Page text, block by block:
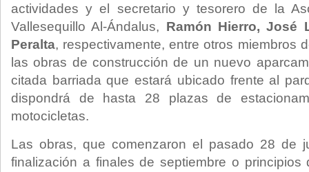
actividades y el secretario y tesorero de la
Vallesequillo Al-Ándalus, Ramón Hierro,
Peralta, respectivamente, entre otros miembros
las obras de construcción de un nuevo
citada barriada que estará ubicado frente al
dispondrá de hasta 28 plazas de
motocicletas.
Las obras, que comenzaron el pasado 28 de
finalización a finales de septiembre o principios